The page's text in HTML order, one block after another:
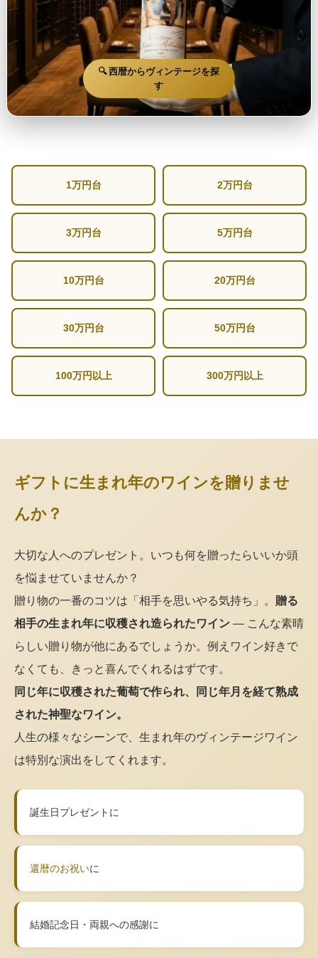
🔍 西暦からヴィンテージを探
す
1万円台 2万円台
3万円台 5万円台
10万円台 20万円台
30万円台 50万円台
100万円以上 300万円以上
ギフトに生まれ年のワインを贈りませ
んか？
大切な人へのプレゼント。いつも何を贈ったらいいか頭
を悩ませていませんか？
贈り物の一番のコツは「相手を思いやる気持ち」。 贈る
相手の生まれ年に収穫され造られたワイン — こんな素晴
らしい贈り物が他にあるでしょうか。例えワイン好きで
なくても、きっと喜んでくれるはずです。
同じ年に収穫された葡萄で作られ、同じ年月を経て熟成
された神聖なワイン。
人生の様々なシーンで、生まれ年のヴィンテージワイン
は特別な演出をしてくれます。
誕生日プレゼントに
還暦のお祝いに
結婚記念日・両親への感謝に